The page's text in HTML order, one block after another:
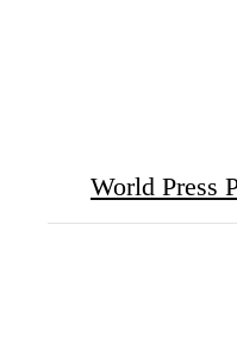
World Press